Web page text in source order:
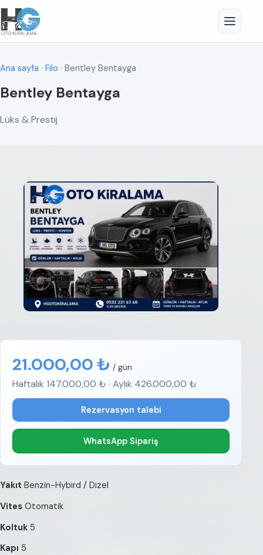
Ana sayfa · Filo · Bentley Bentayga
Bentley Bentayga
Lüks & Prestij
21.000,00 ₺ / gün
Haftalık 147.000,00 ₺ · Aylık 426.000,00 ₺
Rezervasyon talebi
WhatsApp Sipariş
Yakıt Benzin-Hybird / Dizel
Vites Otomatik
Koltuk 5
Kapı 5